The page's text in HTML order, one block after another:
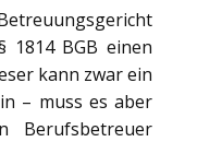
1814 BGB einen
kann zwar ein
– muss es aber
Berufsbetreuer